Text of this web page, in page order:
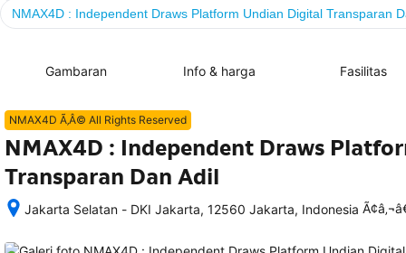
NMAX4D : Independent Draws Platform Undian Digital Transparan
Gambaran Info & harga Fasilitas
NMAX4D Ã‚Â© All Rights Reserved
NMAX4D : Independent Draws
Transparan Dan Adil
Jakarta Selatan - DKI Jakarta, 12560 Jakarta, Indonesia
memesan,